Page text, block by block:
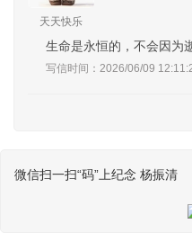
天天快乐
生命是永恒的，不会因为
写信时间：2026/06/09
微信扫一扫“码”上纪念 杨振清